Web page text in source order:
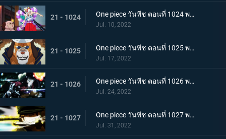
21 - 1024 One piece วันพีช ตอนที่ 1024 พากย์ไทย โอเด้งปรากฏตัว! จิตใจของปลอกดาบแดงหวั่นไหว
Jul. 10, 2022
21 - 1025 One piece วันพีช ตอนที่ 1025 พากย์ไทย รุ่นที่เลวร้ายที่สุดพินาศสิ้น! ท่าใหญ่ของสี่จักรพรรดิ
Jul. 17, 2022
21 - 1026 One piece วันพีช ตอนที่ 1026 พากย์ไทย ซุปเปอร์โนวาโต้กลับแผนแยก 4 จักรพรรดิ
Jul. 24, 2022
21 - 1027 One piece วันพีช ตอนที่ 1027 พากย์ไทย ปกป้องลูฟี่ไว้! วิชาดาบของโซโลกับลอว์
Jul. 31, 2022